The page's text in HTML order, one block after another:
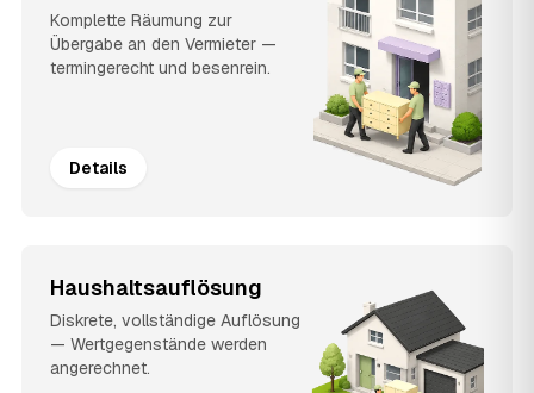
Komplette Räumung zur
Übergabe an den Vermieter —
termingerecht und besenrein.
Details
Haushaltsauflösung
Diskrete, vollständige Auflösung
— Wertgegenstände werden
angerechnet.